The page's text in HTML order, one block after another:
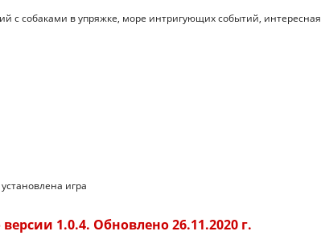
с собаками в упряжке, море интригующих событий, интересная
игра
1.0.4. Обновлено 26.11.2020 г.